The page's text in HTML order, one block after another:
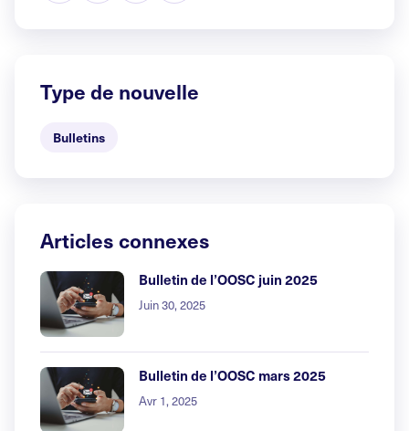
Type de nouvelle
Bulletins
Articles connexes
Bulletin de l’OOSC juin 2025
Juin 30, 2025
Bulletin de l’OOSC mars 2025
Avr 1, 2025